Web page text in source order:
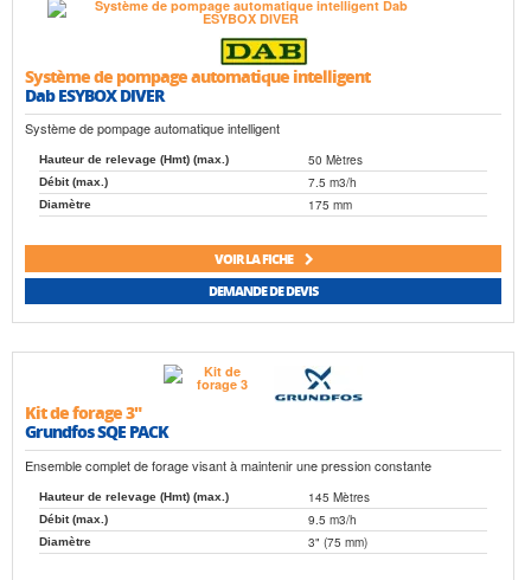
Système de pompage automatique intelligent
Dab ESYBOX DIVER
Système de pompage automatique intelligent
Hauteur de relevage (Hmt) (max.) 50 Mètres
Débit (max.) 7.5 m3/h
Diamètre 175 mm
VOIR LA FICHE
DEMANDE DE DEVIS
Kit de forage 3"
Grundfos SQE PACK
Ensemble complet de forage visant à maintenir une pression constante
Hauteur de relevage (Hmt) (max.) 145 Mètres
Débit (max.) 9.5 m3/h
Diamètre 3" (75 mm)